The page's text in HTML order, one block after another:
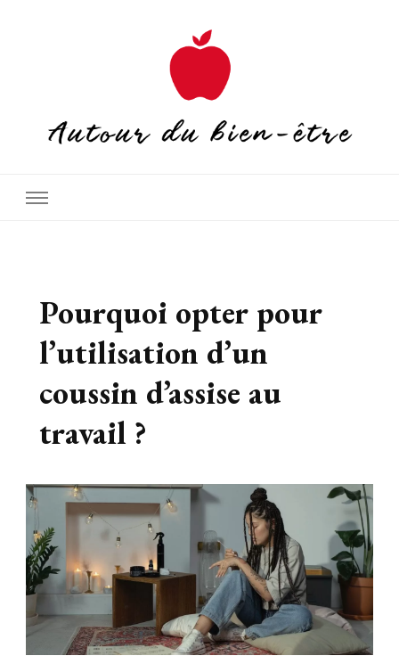
Pourquoi opter pour
l’utilisation d’un
coussin d’assise au
travail ?